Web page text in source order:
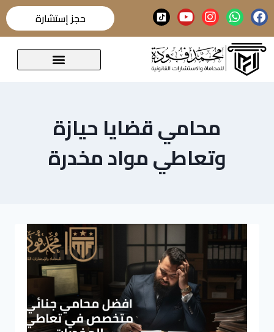
حجز إستشارة
محامي قضايا حيازة
وتعاطي مواد مخدرة